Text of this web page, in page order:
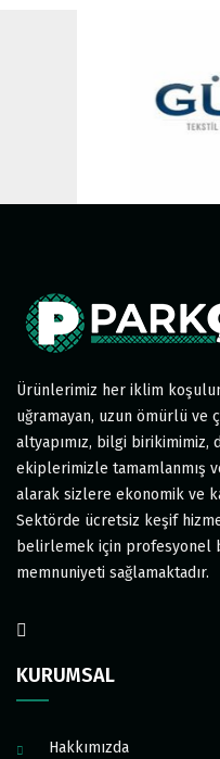
Ürünlerimiz her iklim
uğramayan, uzun ömürlü ve
altyapımız, bilgi
ekiplerimizle tamamlanmış
alarak sizlere ekonomik ve
Sektörde ücretsiz keşif
belirlemek için profesyonel
memnuniyeti sağlamaktadır.
KURUMSAL
Hakkımızda